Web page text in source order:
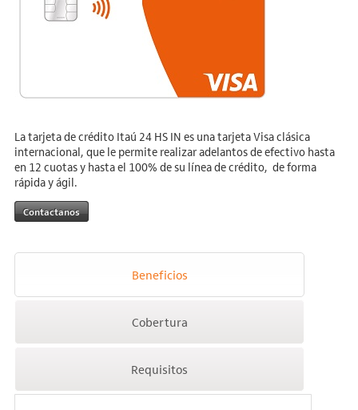
La tarjeta de crédito Itaú 24 HS IN es una tarjeta Visa clásica
internacional, que le permite realizar adelantos de efectivo hasta
en 12 cuotas y hasta el 100% de su línea de crédito, de forma
rápida y ágil.
Contactanos
Beneficios
Cobertura
Requisitos